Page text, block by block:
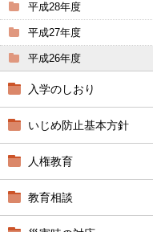
平成28年度
平成27年度
平成26年度
入学のしおり
いじめ防止基本方針
人権教育
教育相談